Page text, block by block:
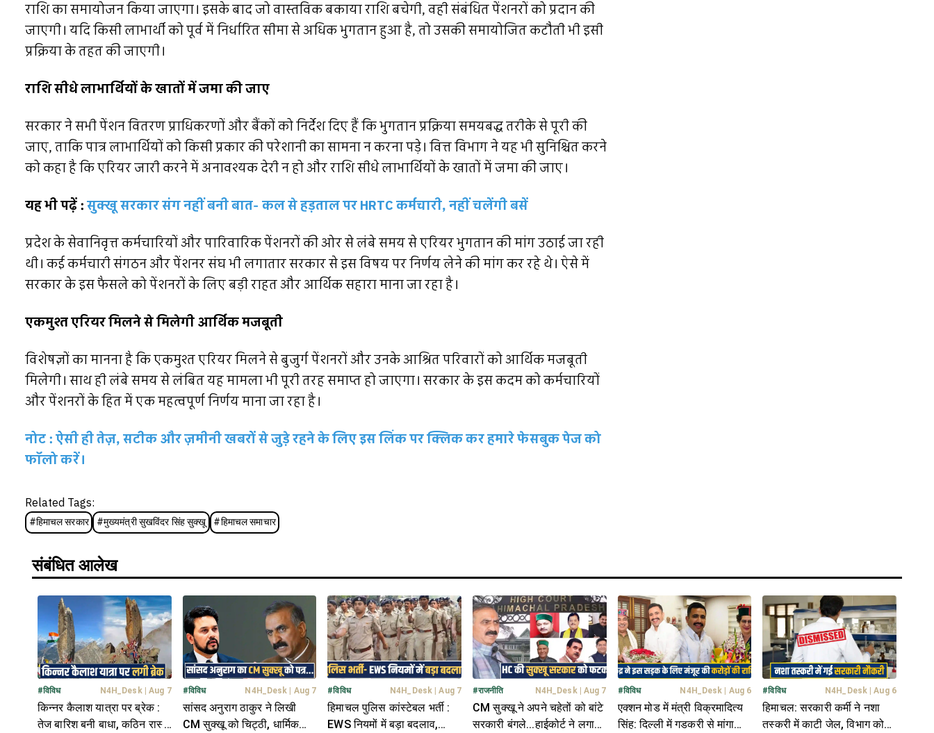
राशि का समायोजन किया जाएगा। इसके बाद जो वास्तविक बकाया राशि बचेगी, वही संबंधित पेंशनरों को प्रदान की
जाएगी। यदि किसी लाभार्थी को पूर्व में निर्धारित सीमा से अधिक भुगतान हुआ है, तो उसकी समायोजित कटौती भी इसी
प्रक्रिया के तहत की जाएगी।
राशि सीधे लाभार्थियों के खातों में जमा की जाए
सरकार ने सभी पेंशन वितरण प्राधिकरणों और बैंकों को निर्देश दिए हैं कि भुगतान प्रक्रिया समयबद्ध तरीके से पूरी की
जाए, ताकि पात्र लाभार्थियों को किसी प्रकार की परेशानी का सामना न करना पड़े। वित्त विभाग ने यह भी सुनिश्चित करने
को कहा है कि एरियर जारी करने में अनावश्यक देरी न हो और राशि सीधे लाभार्थियों के खातों में जमा की जाए।
यह भी पढ़ें :सुक्खू सरकार संग नहीं बनी बात- कल से हड़ताल पर HRTC कर्मचारी, नहीं चलेंगी बसें
प्रदेश के सेवानिवृत्त कर्मचारियों और पारिवारिक पेंशनरों की ओर से लंबे समय से एरियर भुगतान की मांग उठाई जा रही
थी। कई कर्मचारी संगठन और पेंशनर संघ भी लगातार सरकार से इस विषय पर निर्णय लेने की मांग कर रहे थे। ऐसे में
सरकार के इस फैसले को पेंशनरों के लिए बड़ी राहत और आर्थिक सहारा माना जा रहा है।
एकमुश्त एरियर मिलने से मिलेगी आर्थिक मजबूती
विशेषज्ञों का मानना है कि एकमुश्त एरियर मिलने से बुजुर्ग पेंशनरों और उनके आश्रित परिवारों को आर्थिक मजबूती
मिलेगी। साथ ही लंबे समय से लंबित यह मामला भी पूरी तरह समाप्त हो जाएगा। सरकार के इस कदम को कर्मचारियों
और पेंशनरों के हित में एक महत्वपूर्ण निर्णय माना जा रहा है।
नोट : ऐसी ही तेज़, सटीक और ज़मीनी खबरों से जुड़े रहने के लिए इस लिंक पर क्लिक कर हमारे फेसबुक पेज को
फॉलो करें।
Related Tags:
#हिमाचल सरकार #मुख्यमंत्री सुखविंदर सिंह सुक्खू #हिमाचल समाचार
संबंधित आलेख
#विविध N4H_Desk| Aug 7
किन्नर कैलाश यात्रा पर ब्रेक :
तेज बारिश बनी बाधा, कठिन रास्तों
#विविध N4H_Desk Aug 7
सांसद अनुराग ठाकुर ने लिखी
CM सुक्खू को चिट्ठी, धार्मिक
#विविध N4H_Desk Aug 7
हिमाचल पुलिस कांस्टेबल भर्ती :
EWS नियमों में बड़ा बदलाव,
#राजनीति N4H_Desk| Aug 7
CM सुक्खू ने अपने चहेतों को बांटे
सरकारी बंगले...हाईकोर्ट ने लगाई
#विविध N4H_Desk Aug 6
एक्शन मोड में मंत्री विक्रमादित्य
सिंह: दिल्ली में गडकरी से मांगा
#विविध N4H_Desk Aug 6
हिमाचल: सरकारी कर्मी ने नशा
तस्करी में काटी जेल, विभाग को